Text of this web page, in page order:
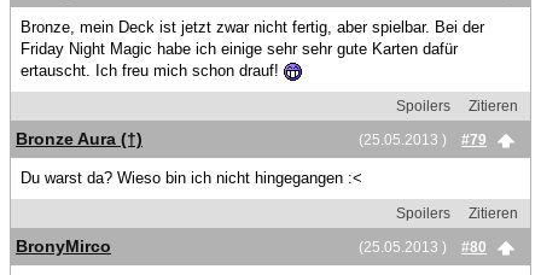
Bronze, mein Deck ist jetzt zwar nicht fertig, aber spielbar. Bei der
Friday Night Magic habe ich einige sehr sehr gute Karten dafür
ertauscht. Ich freu mich schon drauf!
Spoilers
Zitieren
(25.05.2013 )
#79
Bronze Aura (†)
Du warst da? Wieso bin ich nicht hingegangen :<
Spoilers
Zitieren
(25.05.2013 )
#80
BronyMirco